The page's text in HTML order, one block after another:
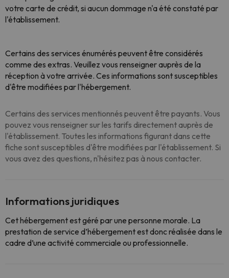
votre carte de crédit, si aucun dommage n'a été constaté par
l'établissement.
Certains des services énumérés peuvent être considérés
comme des extras. Veuillez vous renseigner auprès de la
réception à votre arrivée. Ces informations sont susceptibles
d'être modifiées par l'hébergement.
Certains des services mentionnés peuvent être payants. Vous
pouvez vous renseigner sur les tarifs directement auprès de
l'établissement. Toutes les informations figurant dans cette
fiche sont susceptibles d'être modifiées par l'établissement. Si
vous avez des questions, n'hésitez pas à nous contacter.
Informations juridiques
Cet hébergement est géré par une personne morale. La
prestation de service d’hébergement est donc réalisée dans le
cadre d’une activité commerciale ou professionnelle.